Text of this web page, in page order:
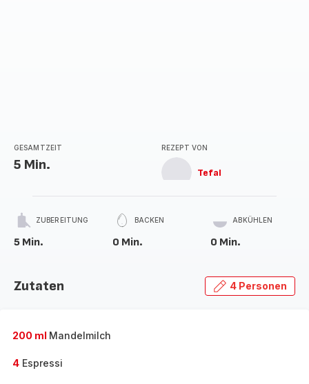
GESAMTZEIT
5 Min.
REZEPT VON
Tefal
ZUBEREITUNG
5 Min.
BACKEN
0 Min.
ABKÜHLEN
0 Min.
Zutaten 4 Personen
200 ml Mandelmilch
4 Espressi